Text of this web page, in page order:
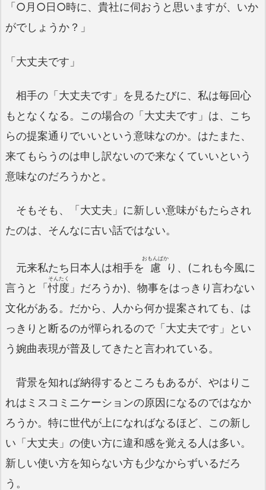
「○月○日○時に、貴社に伺おうと思いますが、いか
がでしょうか？」
「大丈夫です」
相手の「大丈夫です」を見るたびに、私は毎回心
もとなくなる。この場合の「大丈夫です」は、こち
らの提案通りでいいという意味なのか。はたまた、
来てもらうのは申し訳ないので来なくていいという
意味なのだろうかと。
そもそも、「大丈夫」に新しい意味がもたらされ
たのは、そんなに古い話ではない。
元来私たち日本人は相手を 慮
おもんぱか
り、(これも今風に
言うと「忖度
そんたく
」だろうか)、物事をはっきり言わない
文化がある。だから、人から何か提案されても、は
っきりと断るのが憚られるので「大丈夫です」とい
う婉曲表現が普及してきたと言われている。
背景を知れば納得するところもあるが、やはりこ
れはミスコミニケーションの原因になるのではなか
ろうか。特に世代が上になればなるほど、この新し
い「大丈夫」の使い方に違和感を覚える人は多い。
新しい使い方を知らない方も少なからずいるだろ
う。